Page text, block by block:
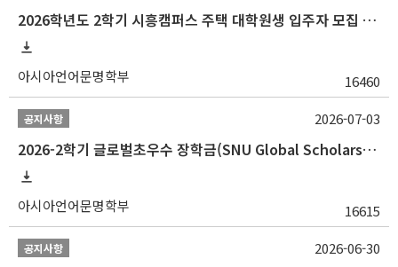
2026학년도 2학기 시흥캠퍼스 주택 대학원생 입주자 모집 안내
아시아언어문명학부 16460
공지사항
2026-2학기 글로벌초우수 장학금(SNU Global Scholarship, GS) 신청 안내(~7/12 23:00)
아시아언어문명학부 16615
2026-07-03
공지사항 2026-06-30